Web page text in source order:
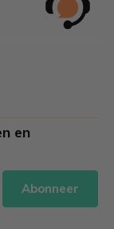
en
Abonneer